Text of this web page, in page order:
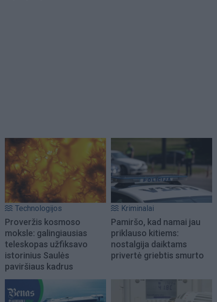
Technologijos
Proveržis kosmoso
moksle: galingiausias
teleskopas užfiksavo
istorinius Saulės
paviršiaus kadrus
Kriminalai
Pamiršo, kad namai jau
priklauso kitiems:
nostalgija daiktams
privertė griebtis smurto